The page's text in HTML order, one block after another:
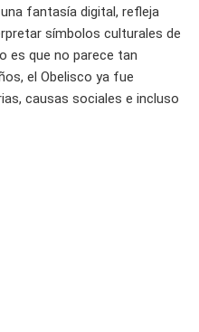
fantasía digital, refleja
símbolos culturales de
es que no parece tan
el Obelisco ya fue
causas sociales e incluso